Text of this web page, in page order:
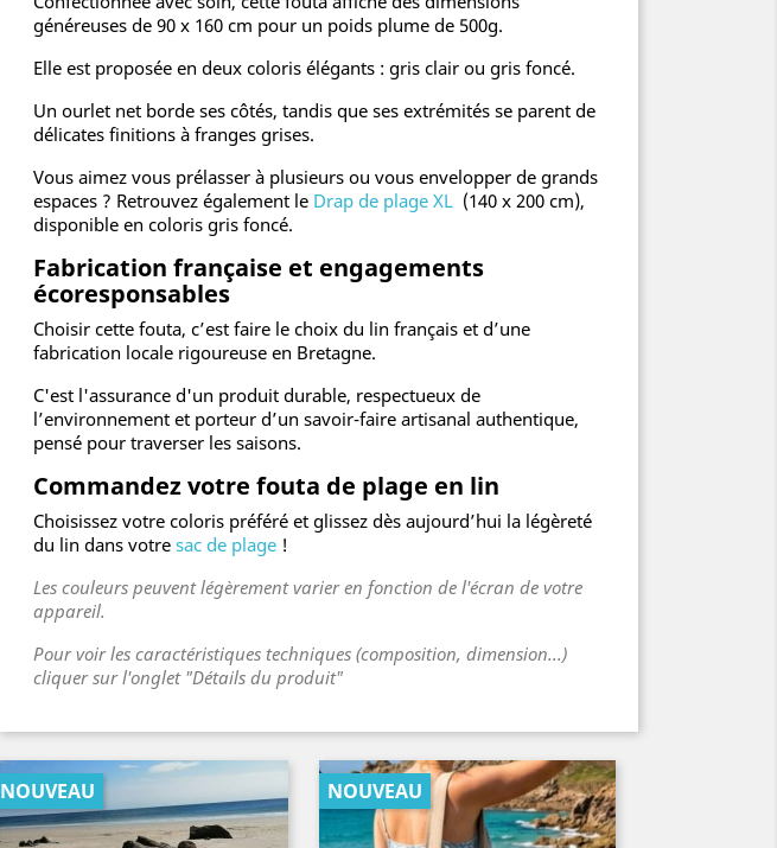
généreuses de 90 x 160 cm pour un poids plume de 500g.
Elle est proposée en deux coloris élégants : gris clair ou gris foncé.
Un ourlet net borde ses côtés, tandis que ses extrémités se parent de
délicates finitions à franges grises.
Vous aimez vous prélasser à plusieurs ou vous envelopper de grands
espaces ? Retrouvez également le Drap de plage XL (140 x 200 cm),
disponible en coloris gris foncé.
Fabrication française et engagements
écoresponsables
Choisir cette fouta, c’est faire le choix du lin français et d’une
fabrication locale rigoureuse en Bretagne.
C'est l'assurance d'un produit durable, respectueux de
l’environnement et porteur d’un savoir-faire artisanal authentique,
pensé pour traverser les saisons.
Commandez votre fouta de plage en lin
Choisissez votre coloris préféré et glissez dès aujourd’hui la légèreté
du lin dans votre sac de plage !
Les couleurs peuvent légèrement varier en fonction de l'écran de votre
appareil.
Pour voir les caractéristiques techniques (composition, dimension...)
cliquer sur l'onglet "Détails du produit"
NOUVEAU NOUVEAU